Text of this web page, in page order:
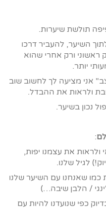
תולשת שיערות.
השיער, להעביר דרכו
ראשוני ורק אחרי שהוא
יותר.
אני מציעה לך לחשוב שוב
ולראות את ההבדל.
נכון בשיער.
:
ולראות את עצמנו יפות,
לגיל שלנו.
כמו שאנחנו עם השיער שלנו
/ הלבן שיבה…)
כפי שנועדנו להיות עם